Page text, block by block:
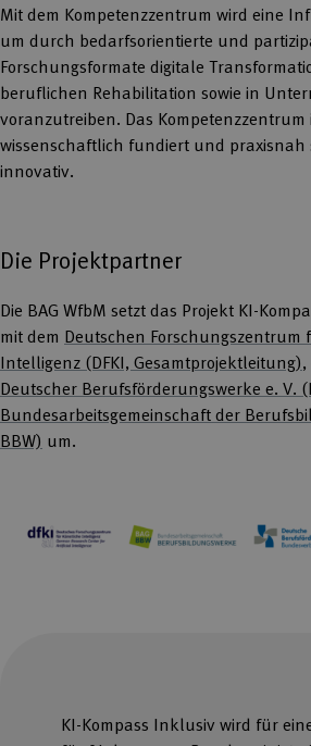
Mit dem Kompetenzzentrum wird eine
um durch bedarfsorientierte und
Forschungsformate digitale
beruflichen Rehabilitation sowie in
voranzutreiben. Das Kompetenzzentrum
wissenschaftlich fundiert und
innovativ.
Die Projektpartner
Die BAG WfbM setzt das Projekt KI-
mit dem Deutschen Forschungszentrum
Intelligenz (DFKI, Gesamtprojektleitung),
Deutscher Berufsförderungswerke e. V.
Bundesarbeitsgemeinschaft der
BBW) um.
KI-Kompass Inklusiv wird für